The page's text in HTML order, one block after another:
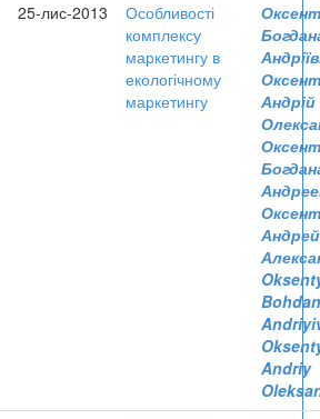
25-лис-2013
Особливості
комплексу
маркетингу в
екологічному
маркетингу
Андрій
Андрей
Andriy